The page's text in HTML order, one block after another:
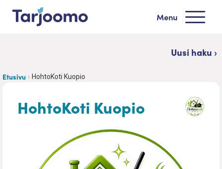
Siirry sisältöön
Menu
Uusi haku ›
Etusivu HohtoKoti Kuopio
HohtoKoti Kuopio